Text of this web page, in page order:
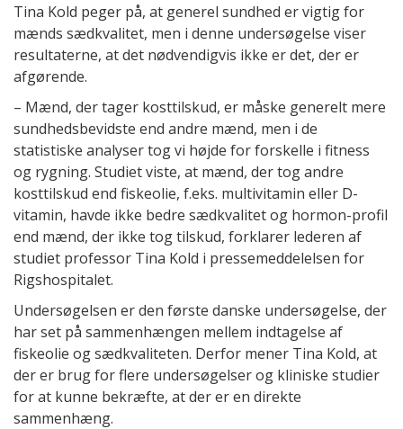
Tina Kold peger på, at generel sundhed er vigtig for
mænds sædkvalitet, men i denne undersøgelse viser
resultaterne, at det nødvendigvis ikke er det, der er
afgørende.
– Mænd, der tager kosttilskud, er måske generelt mere
sundhedsbevidste end andre mænd, men i de
statistiske analyser tog vi højde for forskelle i fitness
og rygning. Studiet viste, at mænd, der tog andre
kosttilskud end fiskeolie, f.eks. multivitamin eller D-
vitamin, havde ikke bedre sædkvalitet og hormon-profil
end mænd, der ikke tog tilskud, forklarer lederen af
studiet professor Tina Kold i pressemeddelelsen for
Rigshospitalet.
Undersøgelsen er den første danske undersøgelse, der
har set på sammenhængen mellem indtagelse af
fiskeolie og sædkvaliteten. Derfor mener Tina Kold, at
der er brug for flere undersøgelser og kliniske studier
for at kunne bekræfte, at der er en direkte
sammenhæng.